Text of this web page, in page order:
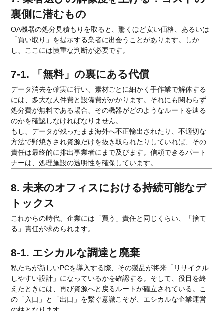
裏側に潜むもの
OA機器の処分見積もりを取ると、驚くほど安い価格、あるいは
「買い取り」を提示する業者に出会うことがあります。しか
し、ここには慎重な判断が必要です。
7-1. 「無料」の裏にある代償
データ消去を確実に行い、素材ごとに細かく手作業で解体する
には、多大な人件費と設備費がかかります。それにも関わらず
処分費が無料である場合、その機器がどのようなルートを辿る
のかを確認しなければなりません。
もし、データが残ったまま海外へ不正輸出されたり、不適切な
方法で野焼きされ資源だけを抜き取られたりしていれば、その
責任は最終的に排出事業者にまで及びます。信頼できるパート
ナーは、処理施設の透明性を確保しています。
8. 未来のオフィスにおける持続可能なデ
トックス
これからの時代、企業には「買う」責任と同じくらい、「捨て
る」責任が求められます。
8-1. エシカルな調達と廃棄
私たちが新しいPCを導入する際、その製品が将来「リサイクル
しやすい設計」になっているかを確認する。そして、役目を終
えたときには、再び資源へと戻るルートが確立されている。こ
の「入口」と「出口」を繋ぐ意識こそが、エシカルな企業運営